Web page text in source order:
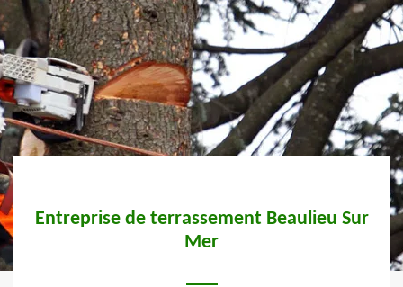
Entreprise de terrassement Beaulieu Sur
Mer